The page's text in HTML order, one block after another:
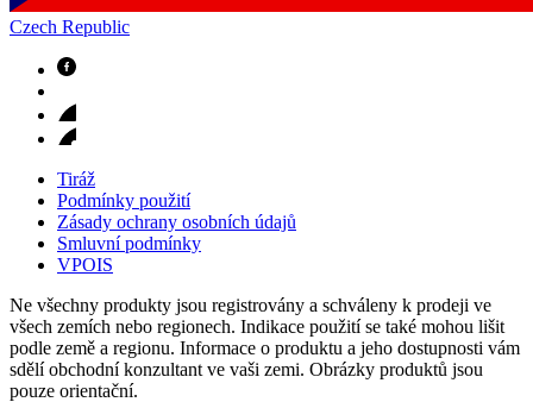
Czech Republic
Tiráž
Podmínky použití
Zásady ochrany osobních údajů
Smluvní podmínky
VPOIS
Ne všechny produkty jsou registrovány a schváleny k prodeji ve
všech zemích nebo regionech. Indikace použití se také mohou lišit
podle země a regionu. Informace o produktu a jeho dostupnosti vám
sdělí obchodní konzultant ve vaši zemi. Obrázky produktů jsou
pouze orientační.